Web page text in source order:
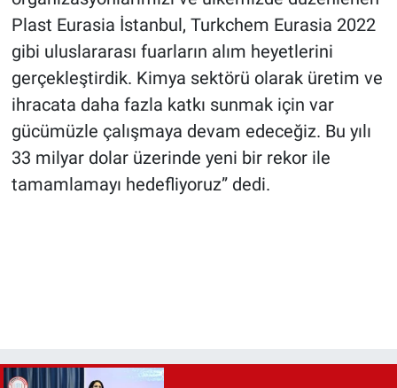
Plast Eurasia İstanbul, Turkchem Eurasia 2022
gibi uluslararası fuarların alım heyetlerini
gerçekleştirdik. Kimya sektörü olarak üretim ve
ihracata daha fazla katkı sunmak için var
gücümüzle çalışmaya devam edeceğiz. Bu yılı
33 milyar dolar üzerinde yeni bir rekor ile
tamamlamayı hedefliyoruz” dedi.